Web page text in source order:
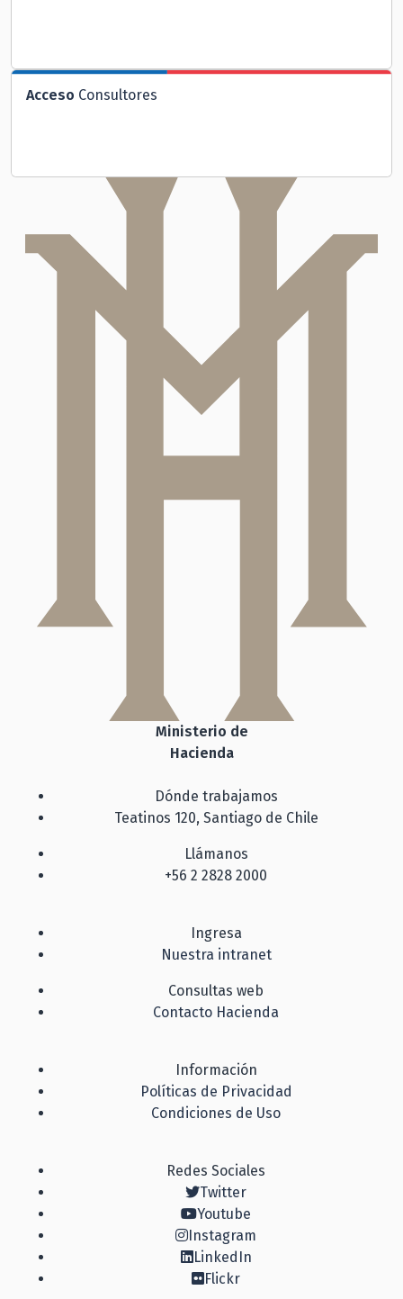
Acceso Consultores
Ministerio de
Hacienda
Dónde trabajamos
Teatinos 120, Santiago de Chile
Llámanos
+56 2 2828 2000
Ingresa
Nuestra intranet
Consultas web
Contacto Hacienda
Información
Políticas de Privacidad
Condiciones de Uso
Redes Sociales
Twitter
Youtube
Instagram
LinkedIn
Flickr